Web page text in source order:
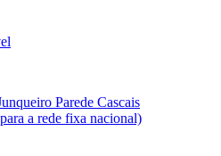
Parede Cascais
a rede fixa nacional)